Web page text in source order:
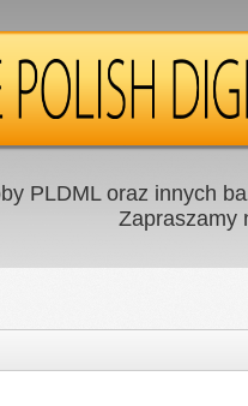
PLDML oraz innych
Zapraszamy